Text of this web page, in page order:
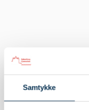
Samtykke